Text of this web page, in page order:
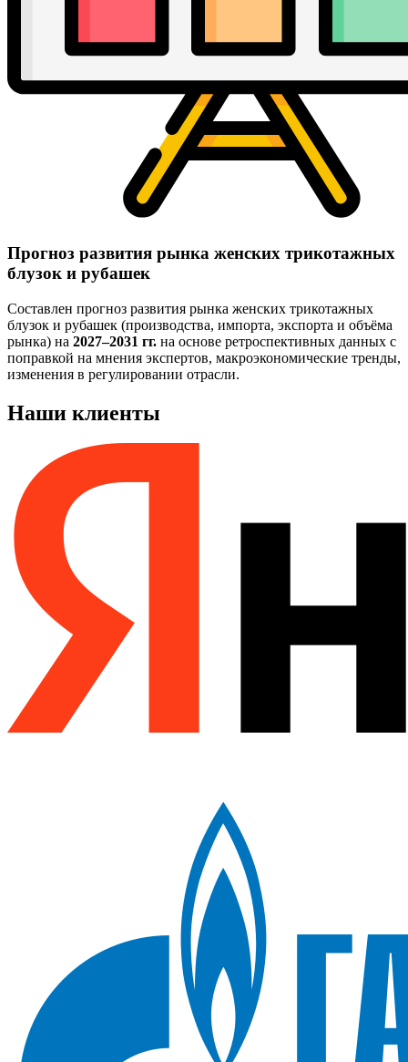
Прогноз развития рынка женских трикотажных
блузок и рубашек
Составлен прогноз развития рынка женских трикотажных
блузок и рубашек (производства, импорта, экспорта и объёма
рынка) на 2027–2031 гг. на основе ретроспективных данных с
поправкой на мнения экспертов, макроэкономические тренды,
изменения в регулировании отрасли.
Наши клиенты